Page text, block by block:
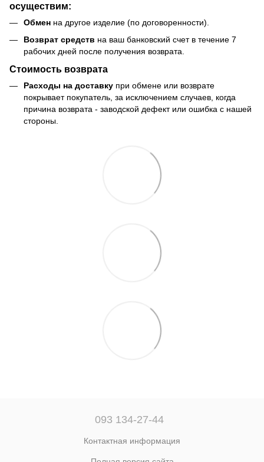
осуществим:
Обмен на другое изделие (по договоренности).
Возврат средств на ваш банковский счет в течение 7
рабочих дней после получения возврата.
Стоимость возврата
Расходы на доставку при обмене или возврате
покрывает покупатель, за исключением случаев, когда
причина возврата - заводской дефект или ошибка с нашей
стороны.
093 134-27-44
Контактная информация